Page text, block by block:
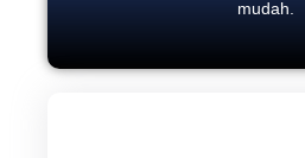
mudah.